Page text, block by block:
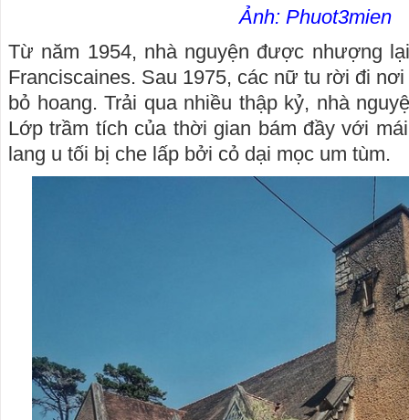
Ảnh: Phuot3mien
Từ năm 1954, nhà nguyện được nhượng
Franciscaines. Sau 1975, các nữ tu rời đi
bỏ hoang. Trải qua nhiều thập kỷ, nhà
Lớp trầm tích của thời gian bám đầy với
lang u tối bị che lấp bởi cỏ dại mọc um tùm.